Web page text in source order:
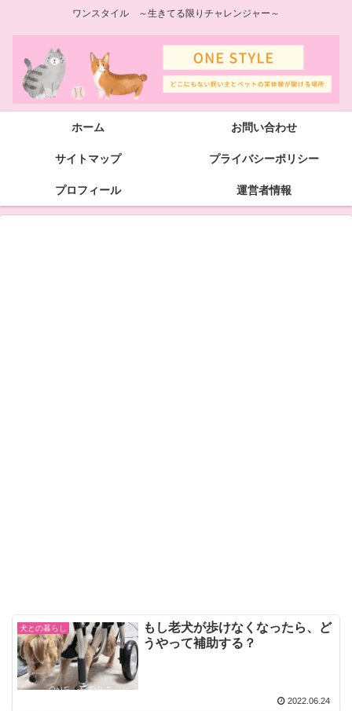
ワンスタイル ～生きてる限りチャレンジャー～
ホーム お問い合わせ
サイトマップ プライバシーポリシー
プロフィール 運営者情報
犬との暮らし
もし老犬が歩けなくなったら、ど
うやって補助する？
2022.06.24